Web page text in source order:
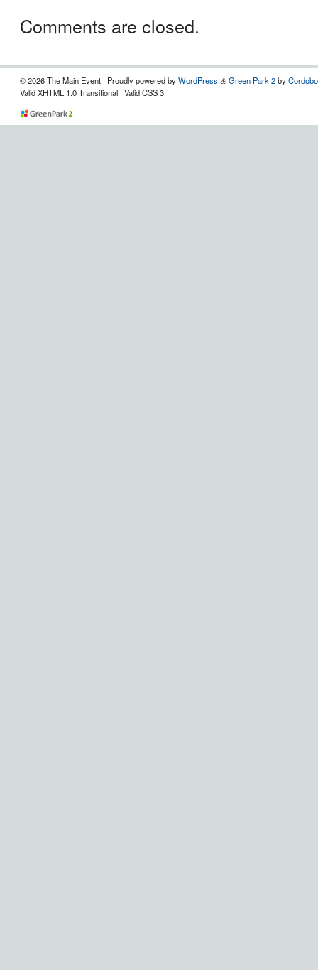
Comments are closed.
© 2026 The Main Event · Proudly powered byWordPress & Green Park 2byCordobo
Valid XHTML 1.0 Transitional | Valid CSS 3